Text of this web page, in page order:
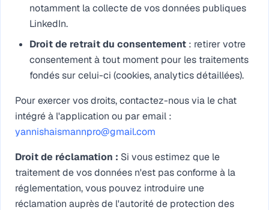
notamment la collecte de vos données publiques
LinkedIn.
Droit de retrait du consentement : retirer votre
consentement à tout moment pour les traitements
fondés sur celui-ci (cookies, analytics détaillées).
Pour exercer vos droits, contactez-nous via le chat
intégré à l'application ou par email :
yannishaismannpro@gmail.com
Droit de réclamation : Si vous estimez que le
traitement de vos données n'est pas conforme à la
réglementation, vous pouvez introduire une
réclamation auprès de l'autorité de protection des